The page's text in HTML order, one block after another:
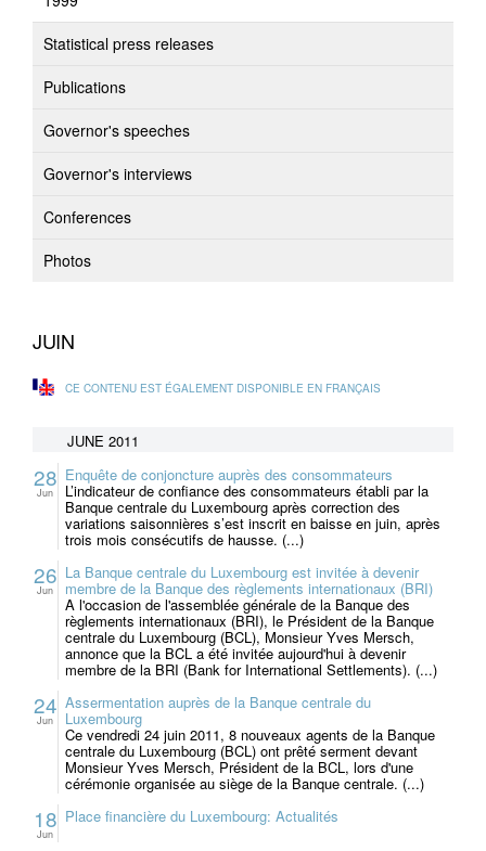
Statistical press releases
Publications
Governor's speeches
Governor's interviews
Conferences
Photos
JUIN
CE CONTENU EST ÉGALEMENT DISPONIBLE EN FRANÇAIS
JUNE 2011
28
Jun
Enquête de conjoncture auprès des consommateurs
L’indicateur de confiance des consommateurs établi par la
Banque centrale du Luxembourg après correction des
variations saisonnières s’est inscrit en baisse en juin, après
trois mois consécutifs de hausse. (...)
26
Jun
La Banque centrale du Luxembourg est invitée à devenir
membre de la Banque des règlements internationaux (BRI)
A l'occasion de l'assemblée générale de la Banque des
règlements internationaux (BRI), le Président de la Banque
centrale du Luxembourg (BCL), Monsieur Yves Mersch,
annonce que la BCL a été invitée aujourd'hui à devenir
membre de la BRI (Bank for International Settlements). (...)
24
Jun
Assermentation auprès de la Banque centrale du
Luxembourg
Ce vendredi 24 juin 2011, 8 nouveaux agents de la Banque
centrale du Luxembourg (BCL) ont prêté serment devant
Monsieur Yves Mersch, Président de la BCL, lors d'une
cérémonie organisée au siège de la Banque centrale. (...)
18
Jun
Place financière du Luxembourg: Actualités